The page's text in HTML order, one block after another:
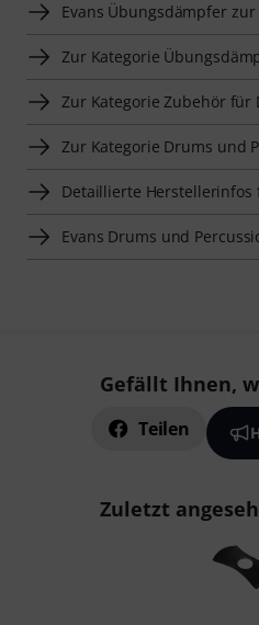
Evans Übungsdämpfer
Zur Kategorie
Zur Kategorie Zubehör für
Zur Kategorie Drums und
Detaillierte Herstellerinfos
Evans Drums und
Gefällt Ihnen,
Teilen
Zuletzt